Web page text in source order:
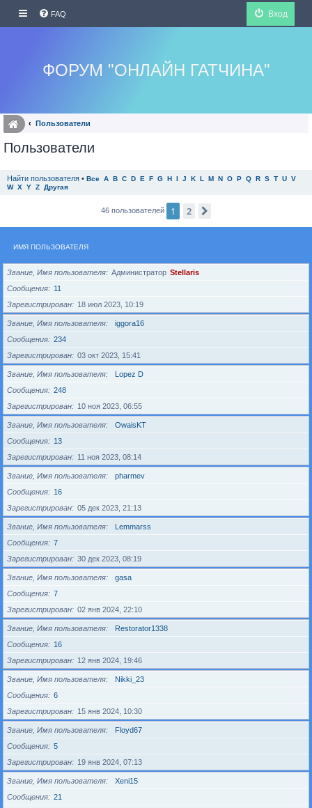
FAQ Вход
ФОРУМ "ОНЛАЙН ГАТЧИНА"
Пользователи
Пользователи
Найти пользователя • Все A B C D E F G H I J K L M N O P Q R S T U V
W X Y Z Другая
46 пользователей 1 2
ИМЯ ПОЛЬЗОВАТЕЛЯ
Звание, Имя пользователя Администратор Stellaris
Сообщения
11
Зарегистрирован
18 июл 2023, 10:19
Звание, Имя пользователя
iggora16
Сообщения
234
Зарегистрирован
03 окт 2023, 15:41
Звание, Имя пользователя
Lopez D
Сообщения
248
Зарегистрирован
10 ноя 2023, 06:55
Звание, Имя пользователя
OwaisKT
Сообщения
13
Зарегистрирован
11 ноя 2023, 08:14
Звание, Имя пользователя
pharmev
Сообщения
16
Зарегистрирован
05 дек 2023, 21:13
Звание, Имя пользователя
Lemmarss
Сообщения
7
Зарегистрирован
30 дек 2023, 08:19
Звание, Имя пользователя
gasa
Сообщения
7
Зарегистрирован
02 янв 2024, 22:10
Звание, Имя пользователя
Restorator1338
Сообщения
16
Зарегистрирован
12 янв 2024, 19:46
Звание, Имя пользователя
Nikki_23
Сообщения
6
Зарегистрирован
15 янв 2024, 10:30
Звание, Имя пользователя
Floyd67
Сообщения
5
Зарегистрирован
19 янв 2024, 07:13
Звание, Имя пользователя
Xeni15
Сообщения
21